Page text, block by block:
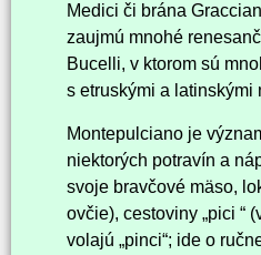
Medici či brána
zaujmú mnohé
Bucelli, v ktorom sú
s etruskými a latinskými
Montepulciano je
niektorých potravín a
svoje bravčové mäso,
ovčie), cestoviny „pici “
volajú „pinci“; ide o